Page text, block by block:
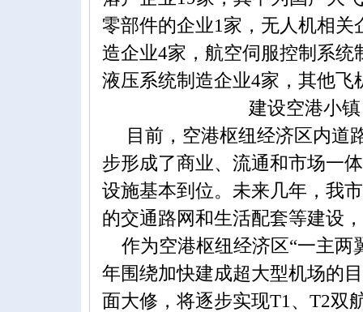
零部件的企业1家，无人机相
造企业4家，航空伺服控制系
液压系统制造企业4家，其他飞
建设空港小
目前，空港枢纽经济区内道
步形成了商业、流通和市场一
设施基本到位。未来几年，我
的交通路网和生活配套等建设
作为空港枢纽经济区“一主两
年围绕加快建成超大型机场的
面大修，将逐步实现T1、T2双